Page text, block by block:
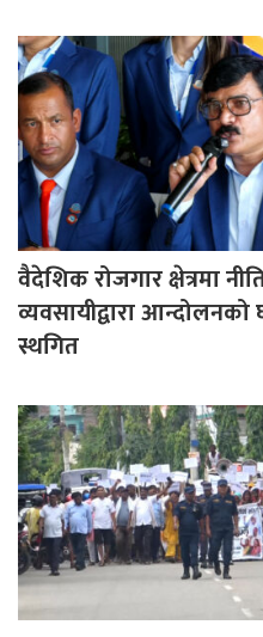
वैदेशिक रोजगार क्षेत्रमा
व्यवसायीद्वारा
स्थगित